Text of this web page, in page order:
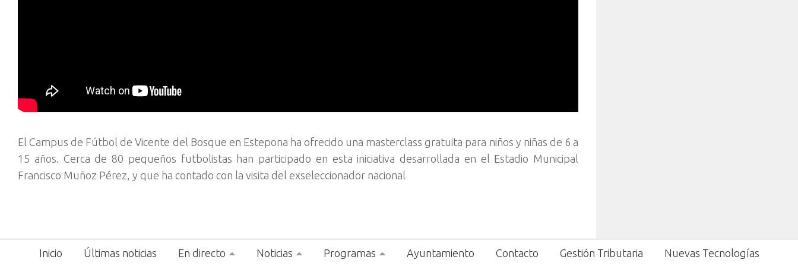
El Campus de Fútbol de Vicente del Bosque en Estepona ha ofrecido una masterclass gratuita para niños y niñas de 6 a
15 años. Cerca de 80 pequeños futbolistas han participado en esta iniciativa desarrollada en el Estadio Municipal
Francisco Muñoz Pérez, y que ha contado con la visita del exseleccionador nacional
Inicio Últimas noticias En directo Noticias Programas Ayuntamiento Contacto Gestión Tributaria Nuevas Tecnologías